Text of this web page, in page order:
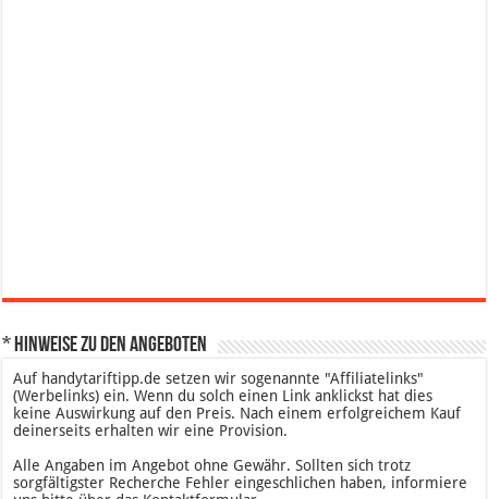
* Hinweise zu den Angeboten
Auf handytariftipp.de setzen wir sogenannte "Affiliatelinks"
(Werbelinks) ein. Wenn du solch einen Link anklickst hat dies
keine Auswirkung auf den Preis. Nach einem erfolgreichem Kauf
deinerseits erhalten wir eine Provision.
Alle Angaben im Angebot ohne Gewähr. Sollten sich trotz
sorgfältigster Recherche Fehler eingeschlichen haben, informiere